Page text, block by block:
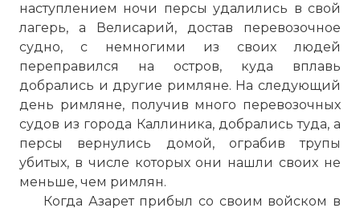
наступлением ночи персы удалились в свой
лагерь, а Велисарий, достав перевозочное
судно, с немногими из своих людей
переправился на остров, куда вплавь
добрались и другие римляне. На следующий
день римляне, получив много перевозочных
судов из города Каллиника, добрались туда, а
персы вернулись домой, ограбив трупы
убитых, в числе которых они нашли своих не
меньше, чем римлян.
Когда Азарет прибыл со своим войском в